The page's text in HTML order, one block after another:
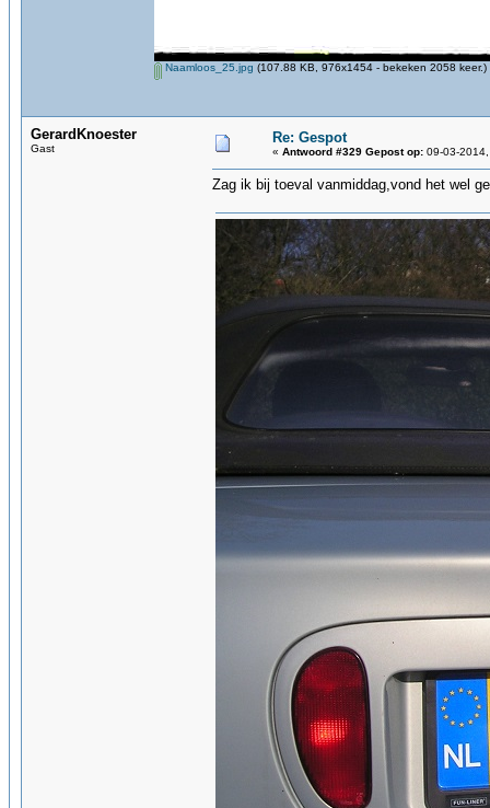
Naamloos_25.jpg (107.88 KB, 976x1454 - bekeken 2058 keer.)
GerardKnoester
Gast
Re: Gespot
« Antwoord #329 Gepost op: 09-03-
Zag ik bij toeval vanmiddag,vond het wel